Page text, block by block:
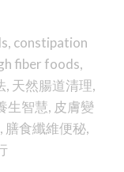
, constipation
fiber foods,
, 天然腸道清理,
生智慧, 皮膚變
, 膳食纖維便秘,